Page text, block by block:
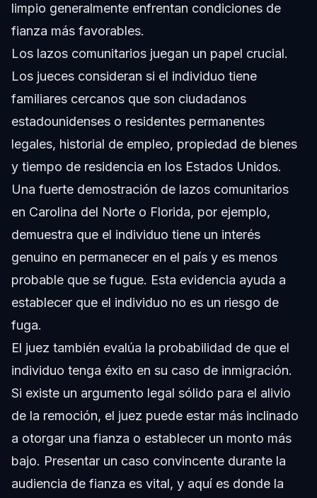
limpio generalmente enfrentan condiciones de
fianza más favorables.
Los lazos comunitarios juegan un papel crucial.
Los jueces consideran si el individuo tiene
familiares cercanos que son ciudadanos
estadounidenses o residentes permanentes
legales, historial de empleo, propiedad de bienes
y tiempo de residencia en los Estados Unidos.
Una fuerte demostración de lazos comunitarios
en Carolina del Norte o Florida, por ejemplo,
demuestra que el individuo tiene un interés
genuino en permanecer en el país y es menos
probable que se fugue. Esta evidencia ayuda a
establecer que el individuo no es un riesgo de
fuga.
El juez también evalúa la probabilidad de que el
individuo tenga éxito en su caso de inmigración.
Si existe un argumento legal sólido para el alivio
de la remoción, el juez puede estar más inclinado
a otorgar una fianza o establecer un monto más
bajo. Presentar un caso convincente durante la
audiencia de fianza es vital, y aquí es donde la